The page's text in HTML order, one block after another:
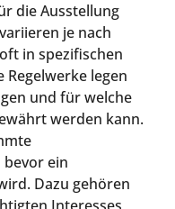
die Ausstellung
je nach
in spezifischen
Regelwerke legen
und für welche
werden kann.
ein
Dazu gehören